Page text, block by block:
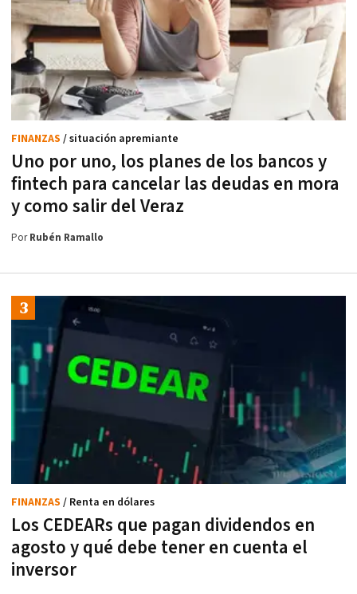
Uno por uno, los planes de los bancos y
fintech para cancelar las deudas en mora
y como salir del Veraz
FINANZAS / situación apremiante
PorRubén Ramallo
Los CEDEARs que pagan dividendos en
agosto y qué debe tener en cuenta el
inversor
FINANZAS / Renta en dólares